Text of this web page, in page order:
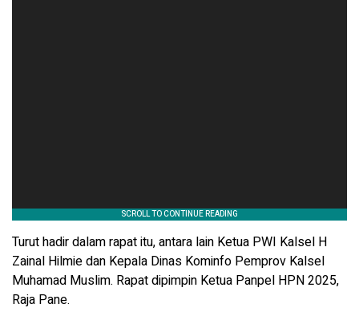
Turut hadir dalam rapat itu, antara lain Ketua PWI Kalsel H
Zainal Hilmie dan Kepala Dinas Kominfo Pemprov Kalsel
Muhamad Muslim. Rapat dipimpin Ketua Panpel HPN 2025,
Raja Pane.